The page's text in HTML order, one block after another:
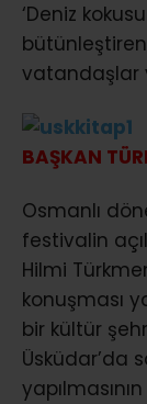
‘Deniz
bütünleştiren
vatandaşlar
BAŞKAN
Osmanlı
festivalin
Hilmi
konuşması
bir kültür
Üsküdar’da